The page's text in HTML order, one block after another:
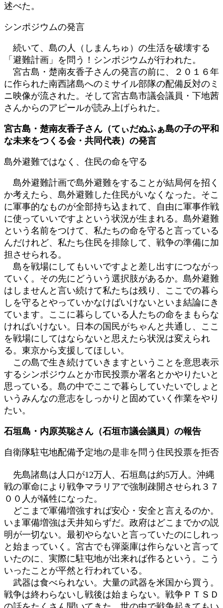
述べた。
シンポジウムの発言
続いて、島の人（しまんちゅ）の生活を破壊する
「避難計画」を問う！シンポジウムが行われた。
宮古島・楚南友香子さんの発言の前に、２０１６年
に作られた南西諸島へのミサイル部隊の配備反対のミ
ニ映像が流された。そして宮古島市議会議員・下地茜
さんからのアピールが読み上げられた。
宮古島・楚南友香子さん（てぃだぬふぁ島の子の平和
な未来をつくる会・共同代表）の発言
島外避難ではなく、住民の命を守る
島外避難計画で島外避難をすることが結局何を招く
か考えたら、島外避難した住民がいなくなった。そこ
に軍事的なものが全部持ち込まれて、自由に軍事作戦
に使っていいですよという状況が生まれる。島外避難
という名前をつけて、私たちの命を守ると言っている
んだけれど、私たち住民を排除して、戦争の準備に加
担させられる。
島を戦場にしてもいいですよと差し出すにつながっ
ていく。その先にどういう選択肢があるか。島外避難
はしませんと言い続けて私たちは残り、ここでの暮ら
しを守るとやっていかなけばいけないといま結論にき
ています。ここに暮らしている人たちの命をまもらな
ければいけない。日本の国民がちゃんと共通し、ここ
を戦場にしてはならないと思えたら状況は変えられ
る。東京から支援してほしい。
この島で生き続けていきますということを意思表示
するシンポジウムとか市民投票か署名とかやりたいと
思っている。島の中でここで暮らしていたいでしょと
いうみんなの意志をしっかりと固めていく作業をやり
たい。
石垣島・内原英聡さん（石垣市議会議員）の報告
自衛隊駐屯地配備予定地の是非を問う住民投票を拒否
先島諸島は人口が12万人、石垣島は約5万人。沖縄
戦の軍命により戦争マラリアで強制疎開させられ３７
００人が犠牲になった。
どこまで軍備増強すれば安心・安全と言えるのか。
いま軍備増強は天井知らずだ。政府はどこまでかの説
明が一切ない。最初やらないと言っていたのにしれっ
と始まっていく。宮古でも弾薬庫は作らないと言って
いたのに、実際に駐屯地が出来れば作るという。こう
いったことが平然と行われている。
武器は食べられない。大量の武器を米国から買う。
戦争は終わらないし戦後は始まらない。戦争ＰＴＳＤ